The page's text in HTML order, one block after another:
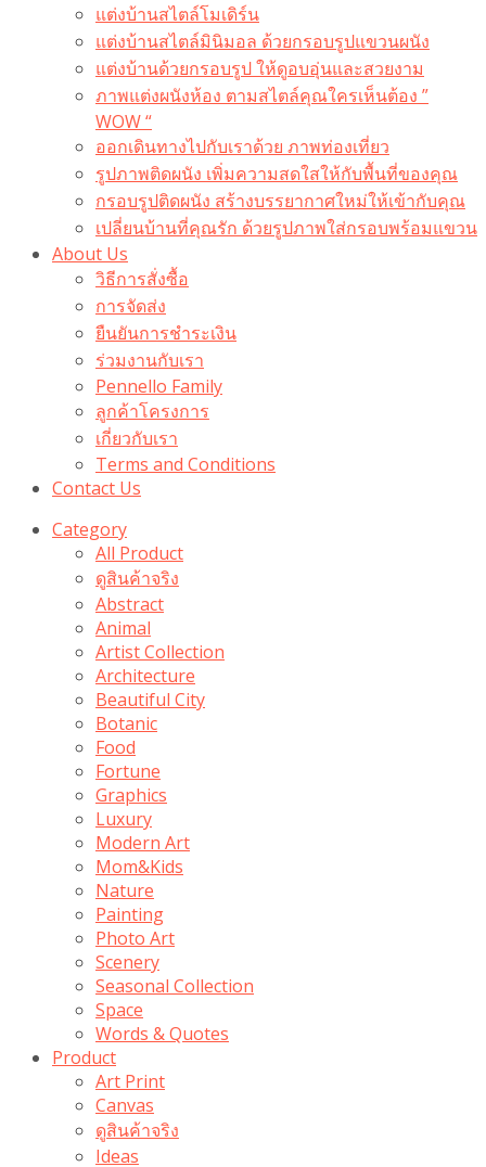
แต่งบ้านสไตล์โมเดิร์น
แต่งบ้านสไตล์มินิมอล ด้วยกรอบรูปแขวนผนัง
แต่งบ้านด้วยกรอบรูป ให้ดูอบอุ่นและสวยงาม
ภาพแต่งผนังห้อง ตามสไตล์คุณใครเห็นต้อง ”
WOW “
ออกเดินทางไปกับเราด้วย ภาพท่องเที่ยว
รูปภาพติดผนัง เพิ่มความสดใสให้กับพื้นที่ของคุณ
กรอบรูปติดผนัง สร้างบรรยากาศใหม่ให้เข้ากับคุณ
เปลี่ยนบ้านที่คุณรัก ด้วยรูปภาพใส่กรอบพร้อมแขวน​
About Us
วิธีการสั่งซื้อ
การจัดส่ง
ยืนยันการชำระเงิน
ร่วมงานกับเรา
Pennello Family
ลูกค้าโครงการ
เกี่ยวกับเรา
Terms and Conditions
Contact Us
Category
All Product
ดูสินค้าจริง
Abstract
Animal
Artist Collection
Architecture
Beautiful City
Botanic
Food
Fortune
Graphics
Luxury
Modern Art
Mom&Kids
Nature
Painting
Photo Art
Scenery
Seasonal Collection
Space
Words & Quotes
Product
Art Print
Canvas
ดูสินค้าจริง
Ideas